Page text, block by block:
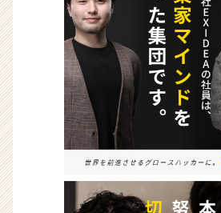
サ
イ
ト
（CheerCareer）